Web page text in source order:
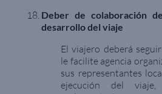
Deber de colaboración
desarrollo del viaje
El viajero deberá
le facilite agencia
sus representantes
ejecución del